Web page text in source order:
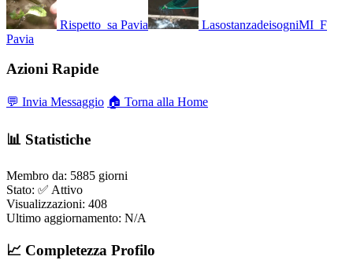
Rispetto_sa Pavia
LasostanzadeisogniMI_F
Pavia
Azioni Rapide
💬 Invia Messaggio 🏠 Torna alla Home
📊 Statistiche
Membro da: 5885 giorni
Stato: ✅ Attivo
Visualizzazioni: 408
Ultimo aggiornamento: N/A
📈 Completezza Profilo